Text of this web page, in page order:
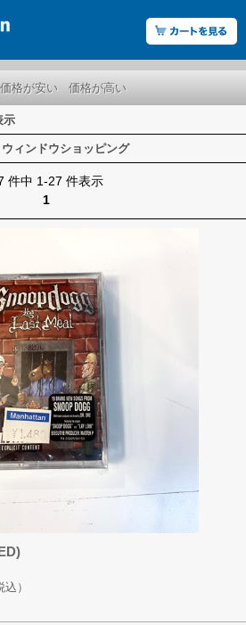
価格が安い 価格が高い
示
ウィンドウショッピング
件中 1-27 件表示
1
込）